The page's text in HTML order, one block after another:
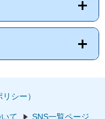
シー）
て SNS一覧ページ